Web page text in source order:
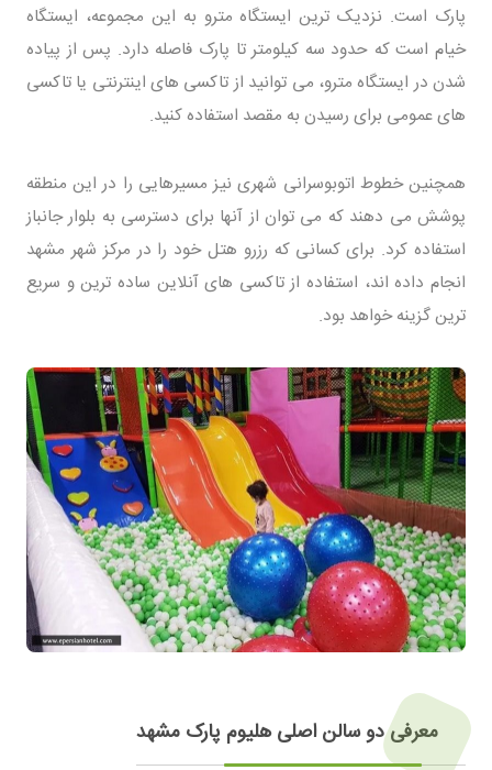
پارک است. نزدیک ترین ایستگاه مترو به این مجموعه، ایستگاه
خیام است که حدود سه کیلومتر تا پارک فاصله دارد. پس از پیاده
شدن در ایستگاه مترو، می توانید از تاکسی های اینترنتی یا تاکسی
های عمومی برای رسیدن به مقصد استفاده کنید.
همچنین خطوط اتوبوسرانی شهری نیز مسیرهایی را در این منطقه
پوشش می دهند که می توان از آنها برای دسترسی به بلوار جانباز
استفاده کرد. برای کسانی که رزرو هتل خود را در مرکز شهر مشهد
انجام داده اند، استفاده از تاکسی های آنلاین ساده ترین و سریع
ترین گزینه خواهد بود.
معرفی دو سالن اصلی هلیوم پارک مشهد